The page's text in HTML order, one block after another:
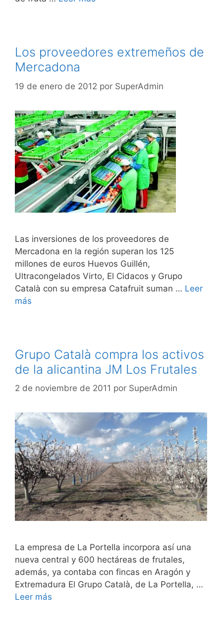
Los proveedores extremeños de
Mercadona
19 de enero de 2012 por SuperAdmin
Las inversiones de los proveedores de
Mercadona en la región superan los 125
millones de euros Huevos Guillén,
Ultracongelados Virto, El Cidacos y Grupo
Català con su empresa Catafruit suman … Leer
más
Grupo Català compra los activos
de la alicantina JM Los Frutales
2 de noviembre de 2011 por SuperAdmin
La empresa de La Portella incorpora así una
nueva central y 600 hectáreas de frutales,
además, ya contaba con fincas en Aragón y
Extremadura El Grupo Català, de La Portella, …
Leer más